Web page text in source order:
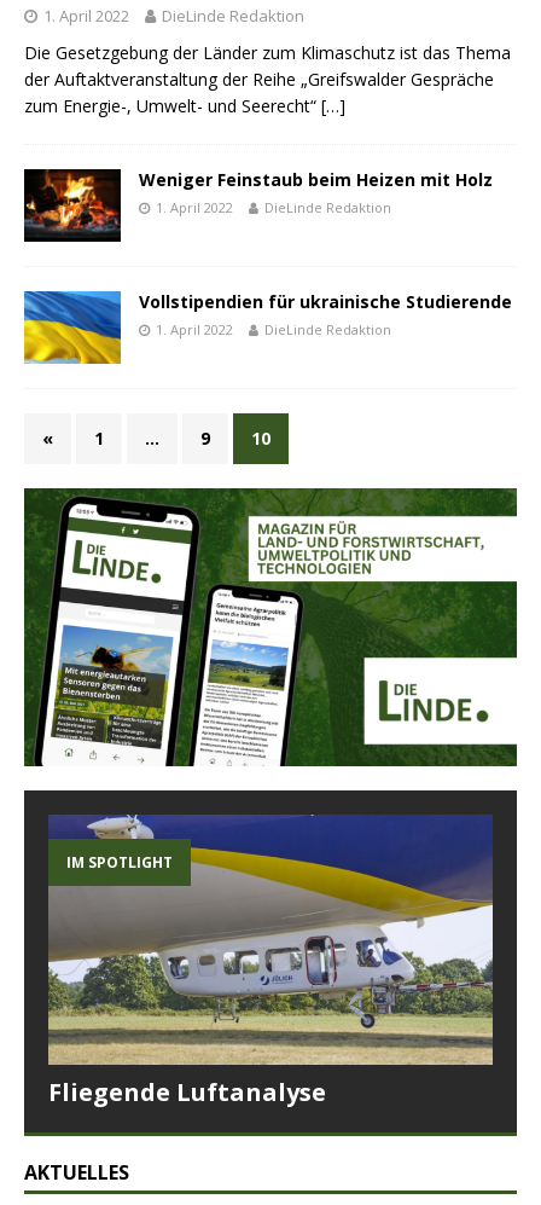
1. April 2022 DieLinde Redaktion
Die Gesetzgebung der Länder zum Klimaschutz ist das Thema
der Auftaktveranstaltung der Reihe „Greifswalder Gespräche
zum Energie-, Umwelt- und Seerecht“ […]
Weniger Feinstaub beim Heizen mit Holz
1. April 2022 DieLinde Redaktion
Vollstipendien für ukrainische Studierende
1. April 2022 DieLinde Redaktion
« 1 … 9 10
IM SPOTLIGHT
Fliegende Luftanalyse
AKTUELLES